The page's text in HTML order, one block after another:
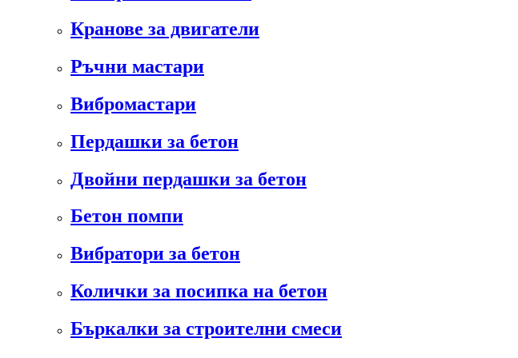
Кранове за двигатели
Ръчни мастари
Вибромастари
Пердашки за бетон
Двойни пердашки за бетон
Бетон помпи
Вибратори за бетон
Колички за посипка на бетон
Бъркалки за строителни смеси